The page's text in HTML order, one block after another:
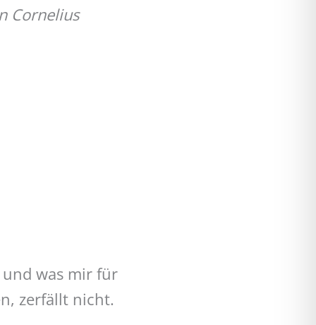
Cornelius
was mir für
zerfällt nicht.